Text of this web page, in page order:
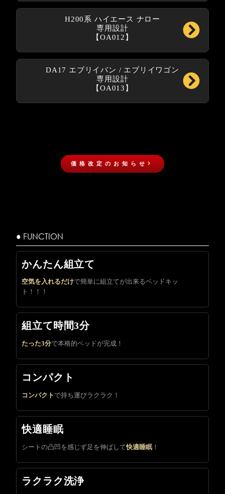
H200系 ハイエース ナロー
専用設計
【OA012】
DA17 エブリイバン / エブリイワゴン
専用設計
【OA013】
価格改定のお知らせ
● FUNCTION
かんたん組立て
空気を入れるだけで簡単に組立てが出来るベッドキッ
ト！！！
組立て時間3分
たった3分で本格的ベッドが完成！
コンパクト
コンパクト で持ち運びラクラク！
快適睡眠
シートの凸凹を感じず足を伸ばして快適睡眠！
ラクラク洗浄